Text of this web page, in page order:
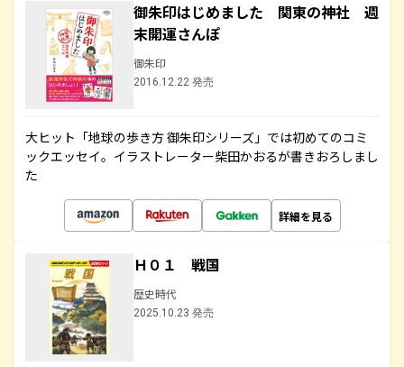
御朱印はじめました 関東の神社 週
末開運さんぽ
御朱印
2016.12.22 発売
大ヒット「地球の歩き方 御朱印シリーズ」では初めてのコミ
ックエッセイ。イラストレーター柴田かおるが書きおろしまし
た
詳細を見る
Ｈ０１ 戦国
歴史時代
2025.10.23 発売